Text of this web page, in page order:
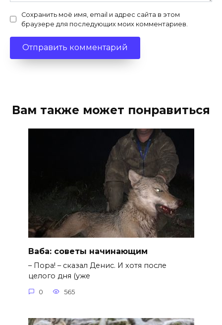
Сохранить моё имя, email и адрес сайта в этом
браузере для последующих моих комментариев.
Вам также может понравиться
Ваба: советы начинающим
– Пора! – сказал Денис. И хотя после
целого дня (уже
0 565